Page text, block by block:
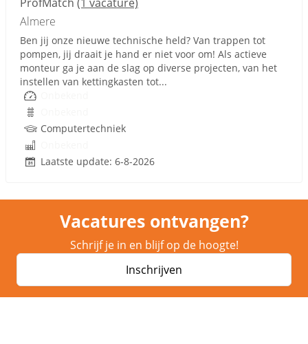
Almere
Ben jij onze nieuwe technische held? Van trappen tot
pompen, jij draait je hand er niet voor om! Als actieve
monteur ga je aan de slag op diverse projecten, van het
instellen van kettingkasten tot...
Computertechniek
Laatste update: 6-8-2026
Vacatures ontvangen?
Schrijf je in en blijf op de hoogte!
Inschrijven